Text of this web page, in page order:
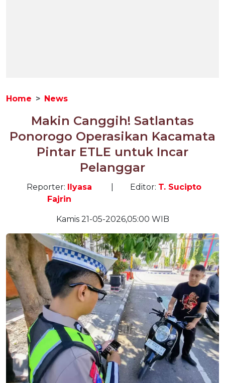
Home News
Makin Canggih! Satlantas
Ponorogo Operasikan Kacamata
Pintar ETLE untuk Incar
Pelanggar
Reporter: Ilyasa
Fajrin
Editor: T. Sucipto
Kamis 21-05-2026,05:00 WIB